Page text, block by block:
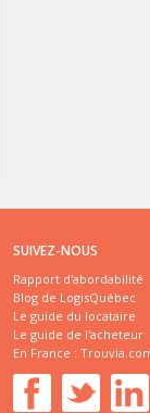
SUIVEZ-NOUS
Rapport d'abordabilité
Blog de LogisQuébec
Le guide du locataire
Le guide de l'acheteur
En France :